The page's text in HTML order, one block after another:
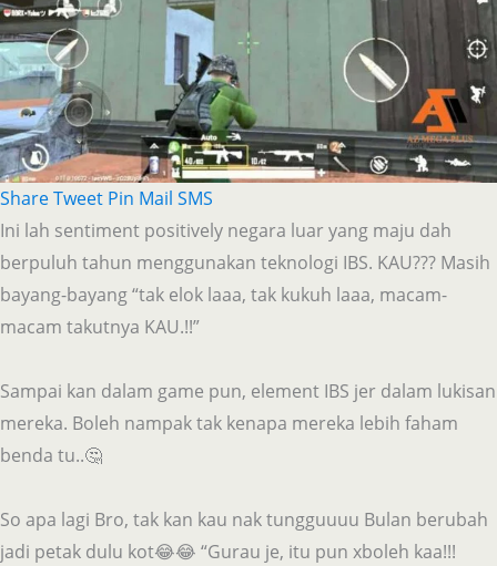
ShareTweet Pin Mail SMS
Ini lah sentiment positively negara luar yang maju dah
berpuluh tahun menggunakan teknologi IBS. KAU??? Masih
bayang-bayang “tak elok laaa, tak kukuh laaa, macam-
macam takutnya KAU.!!”
Sampai kan dalam game pun, element IBS jer dalam lukisan
mereka. Boleh nampak tak kenapa mereka lebih faham
benda tu..🤔
So apa lagi Bro, tak kan kau nak tungguuuu Bulan berubah
jadi petak dulu kot😂😂 “Gurau je, itu pun xboleh kaa!!!